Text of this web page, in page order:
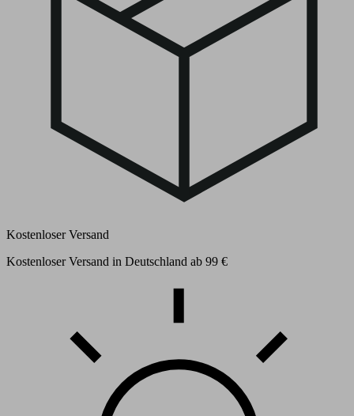
Kostenloser Versand
Kostenloser Versand in Deutschland ab 99 €